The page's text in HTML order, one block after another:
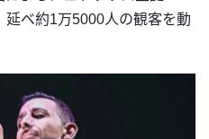
べ約1万5000人の観客を動